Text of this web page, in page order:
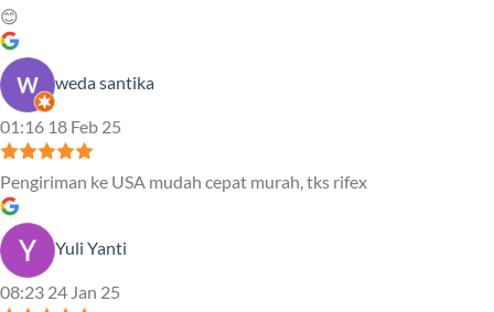
😊
weda santika
01:16 18 Feb 25
Pengiriman ke USA mudah cepat murah, tks rifex
Yuli Yanti
08:23 24 Jan 25